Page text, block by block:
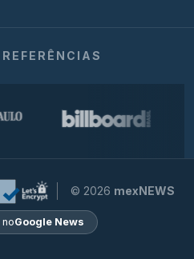
© 2026 mexNEWS
Google News